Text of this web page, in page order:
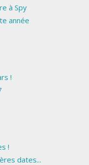
à Spy
année
!
!
dates...